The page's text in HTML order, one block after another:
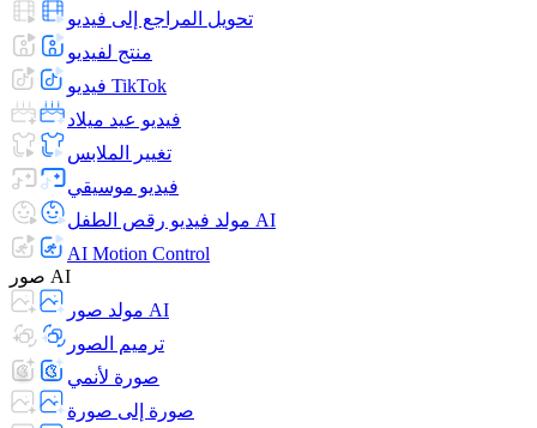
تحويل المراجع إلى فيديو
منتج لفيديو
فيديو TikTok
فيديو عيد ميلاد
تغيير الملابس
فيديو موسيقي
مولد فيديو رقص الطفل AI
AI Motion Control
صور AI
مولد صور AI
ترميم الصور
صورة لأنمي
صورة إلى صورة